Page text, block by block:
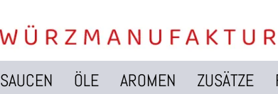
SAUCEN ÖLE AROMEN ZUSÄTZE